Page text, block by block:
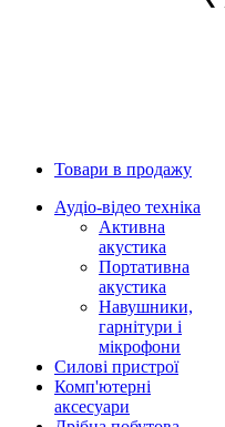
Товари в продажу
Аудіо-відео техніка
Активна
акустика
Портативна
акустика
Навушники,
гарнітури і
мікрофони
Силові пристрої
Комп'ютерні
аксесуари